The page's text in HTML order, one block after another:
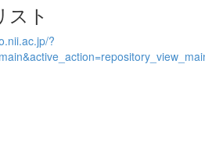
スト
?